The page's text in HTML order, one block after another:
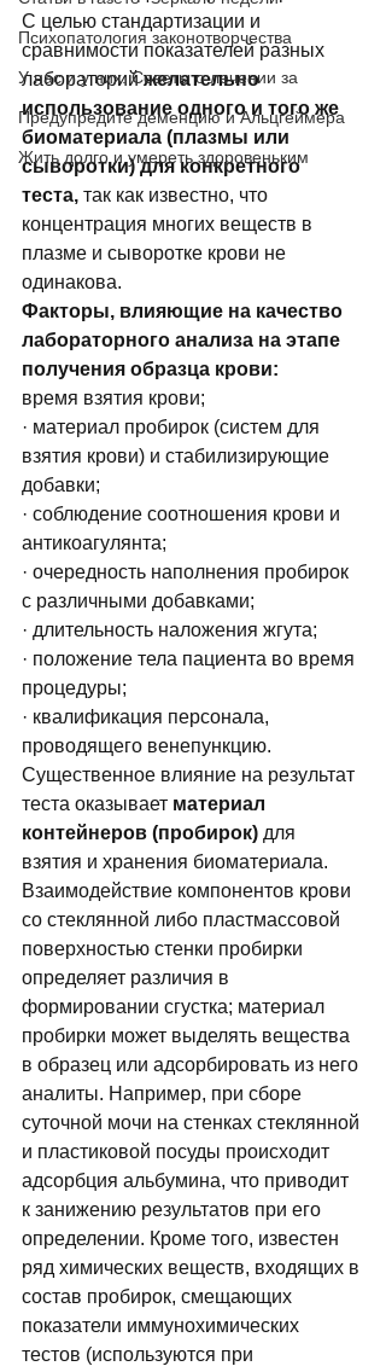
Психопатология законотворчества
У нас и у них. Советы о лечении за
Предупредите деменцию и Альцгеймера
Жить долго и умереть здоровеньким
С целью стандартизации и
сравнимости показателей разных
лабораторий желательно
использование одного и того же
биоматериала (плазмы или
сыворотки) для конкретного
теста, так как известно, что
концентрация многих веществ в
плазме и сыворотке крови не
одинакова.
Факторы, влияющие на качество
лабораторного анализа на этапе
получения образца крови:
время взятия крови;
· материал пробирок (систем для
взятия крови) и стабилизирующие
добавки;
· соблюдение соотношения крови и
антикоагулянта;
· очередность наполнения пробирок
с различными добавками;
· длительность наложения жгута;
· положение тела пациента во время
процедуры;
· квалификация персонала,
проводящего венепункцию.
Существенное влияние на результат
теста оказывает материал
контейнеров (пробирок) для
взятия и хранения биоматериала.
Взаимодействие компонентов крови
со стеклянной либо пластмассовой
поверхностью стенки пробирки
определяет различия в
формировании сгустка; материал
пробирки может выделять вещества
в образец или адсорбировать из него
аналиты. Например, при сборе
суточной мочи на стенках стеклянной
и пластиковой посуды происходит
адсорбция альбумина, что приводит
к занижению результатов при его
определении. Кроме того, известен
ряд химических веществ, входящих в
состав пробирок, смещающих
показатели иммунохимических
тестов (используются при